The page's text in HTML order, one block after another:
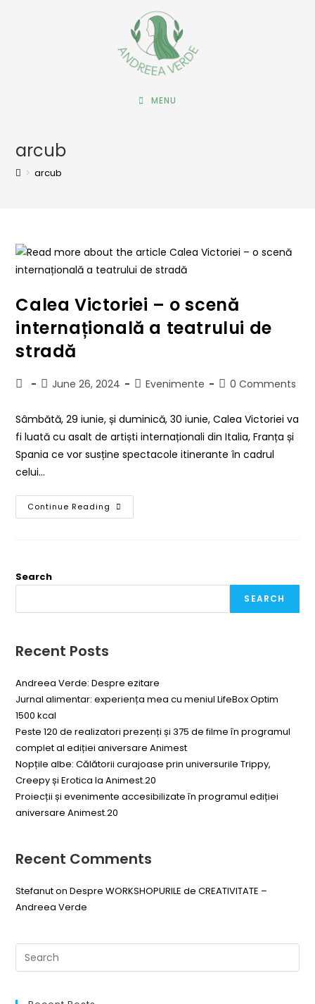
MENU
arcub
> arcub
Calea Victoriei – o scenă
internațională a teatrului de
stradă
June 26, 2024 Evenimente 0 Comments
Sâmbătă, 29 iunie, și duminică, 30 iunie, Calea Victoriei va
fi luată cu asalt de artiști internaționali din Italia, Franța și
Spania ce vor susține spectacole itinerante în cadrul
celui…
Continue Reading
Search
SEARCH
Recent Posts
Andreea Verde: Despre ezitare
Jurnal alimentar: experiența mea cu meniul LifeBox Optim
1500 kcal
Peste 120 de realizatori prezenți și 375 de filme în programul
complet al ediției aniversare Animest
Nopțile albe: Călătorii curajoase prin universurile Trippy,
Creepy și Erotica la Animest.20
Proiecții și evenimente accesibilizate în programul ediției
aniversare Animest.20
Recent Comments
StefanutonDespre WORKSHOPURILE de CREATIVITATE –
Andreea Verde